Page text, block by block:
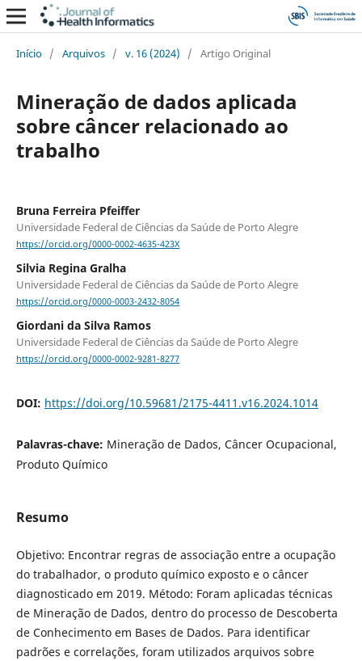
Início / Arquivos / v. 16 (2024) / Artigo Original
Mineração de dados aplicada
sobre câncer relacionado ao
trabalho
Bruna Ferreira Pfeiffer
Universidade Federal de Ciências da Saúde de Porto Alegre
https://orcid.org/0000-0002-4635-423X
Silvia Regina Gralha
Universidade Federal de Ciências da Saúde de Porto Alegre
https://orcid.org/0000-0003-2432-8054
Giordani da Silva Ramos
Universidade Federal de Ciências da Saúde de Porto Alegre
https://orcid.org/0000-0002-9281-8277
DOI: https://doi.org/10.59681/2175-4411.v16.2024.1014
Palavras-chave: Mineração de Dados, Câncer Ocupacional,
Produto Químico
Resumo
Objetivo: Encontrar regras de associação entre a ocupação
do trabalhador, o produto químico exposto e o câncer
diagnosticado em 2019. Método: Foram aplicadas técnicas
de Mineração de Dados, dentro do processo de Descoberta
de Conhecimento em Bases de Dados. Para identificar
padrões e correlações, foram utilizados arquivos sobre